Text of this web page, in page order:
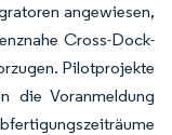
angewiesen,
Cross-Dock-
Pilotprojekte
die Voranmeldung